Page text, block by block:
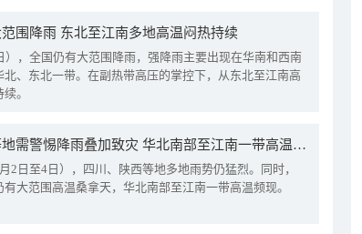
围降雨 东北至江南多地高温闷热持续
），全国仍有大范围降雨，强降雨主要出现在华南和西南
北、东北一带。在副热带高压的掌控下，从东北至江南高
。
四川陕西等地需警惕降雨叠加致灾 华北南部至江南一带高温频现
2日至4日），四川、陕西等地多地雨势仍猛烈。同时，
大范围高温桑拿天，华北南部至江南一带高温频现。